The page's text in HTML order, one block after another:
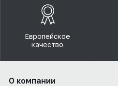
Европейское
качество
О компании